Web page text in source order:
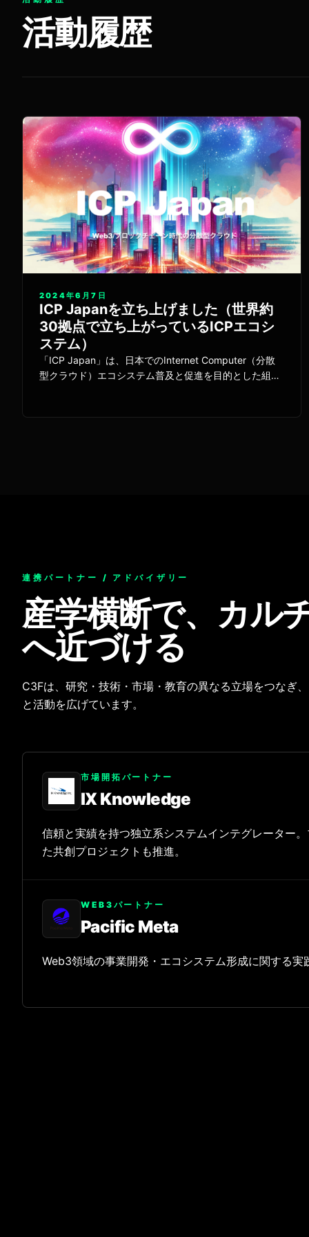
活動履歴
2024年6月7日
ICP Japanを立ち上げました（世界約
30拠点で立ち上がっているICPエコシ
ステム）
「ICP Japan」は、日本でのInternet Computer（分散
型クラウド）エコシステム普及と促進を目的とした組織
ンタープライズ企業/スタートアップ/開発者/
連携パートナー / アドバイザリー
産学横断で、カル
へ近づける
C3Fは、研究・技術・市場・教育の異なる立場をつなぎ
と活動を広げています。
市場開拓パートナー
IX Knowledge
信頼と実績を持つ独立系システムインテグレーター
た共創プロジェクトも推進。
WEB3パートナー
Pacific Meta
Web3領域の事業開発・エコシステム形成に関する実